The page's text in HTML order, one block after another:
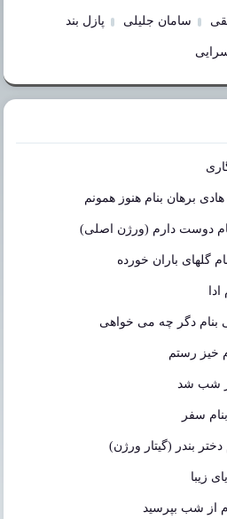
سامان جلیلی پازل بند
برهان بنام هنوز همونم
دوست دارم (ورژن اصلی)
گلهای باران خورده
بنام دگر چه می خواهی
خیز رستم
شب شد
سفر
بندر (گیتار ورژن)
زیبا
از شب بپرسید